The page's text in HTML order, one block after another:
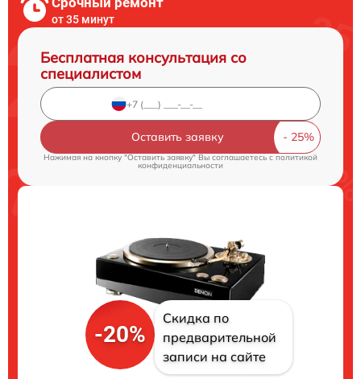
от 35 минут
Бесплатная консультация со
специалистом
Оставить заявку
Нажимая на кнопку "Оставить заявку" Вы соглашаетесь c политикой
конфиденциальности
-20%
Скидка по
предварительной
записи на сайте